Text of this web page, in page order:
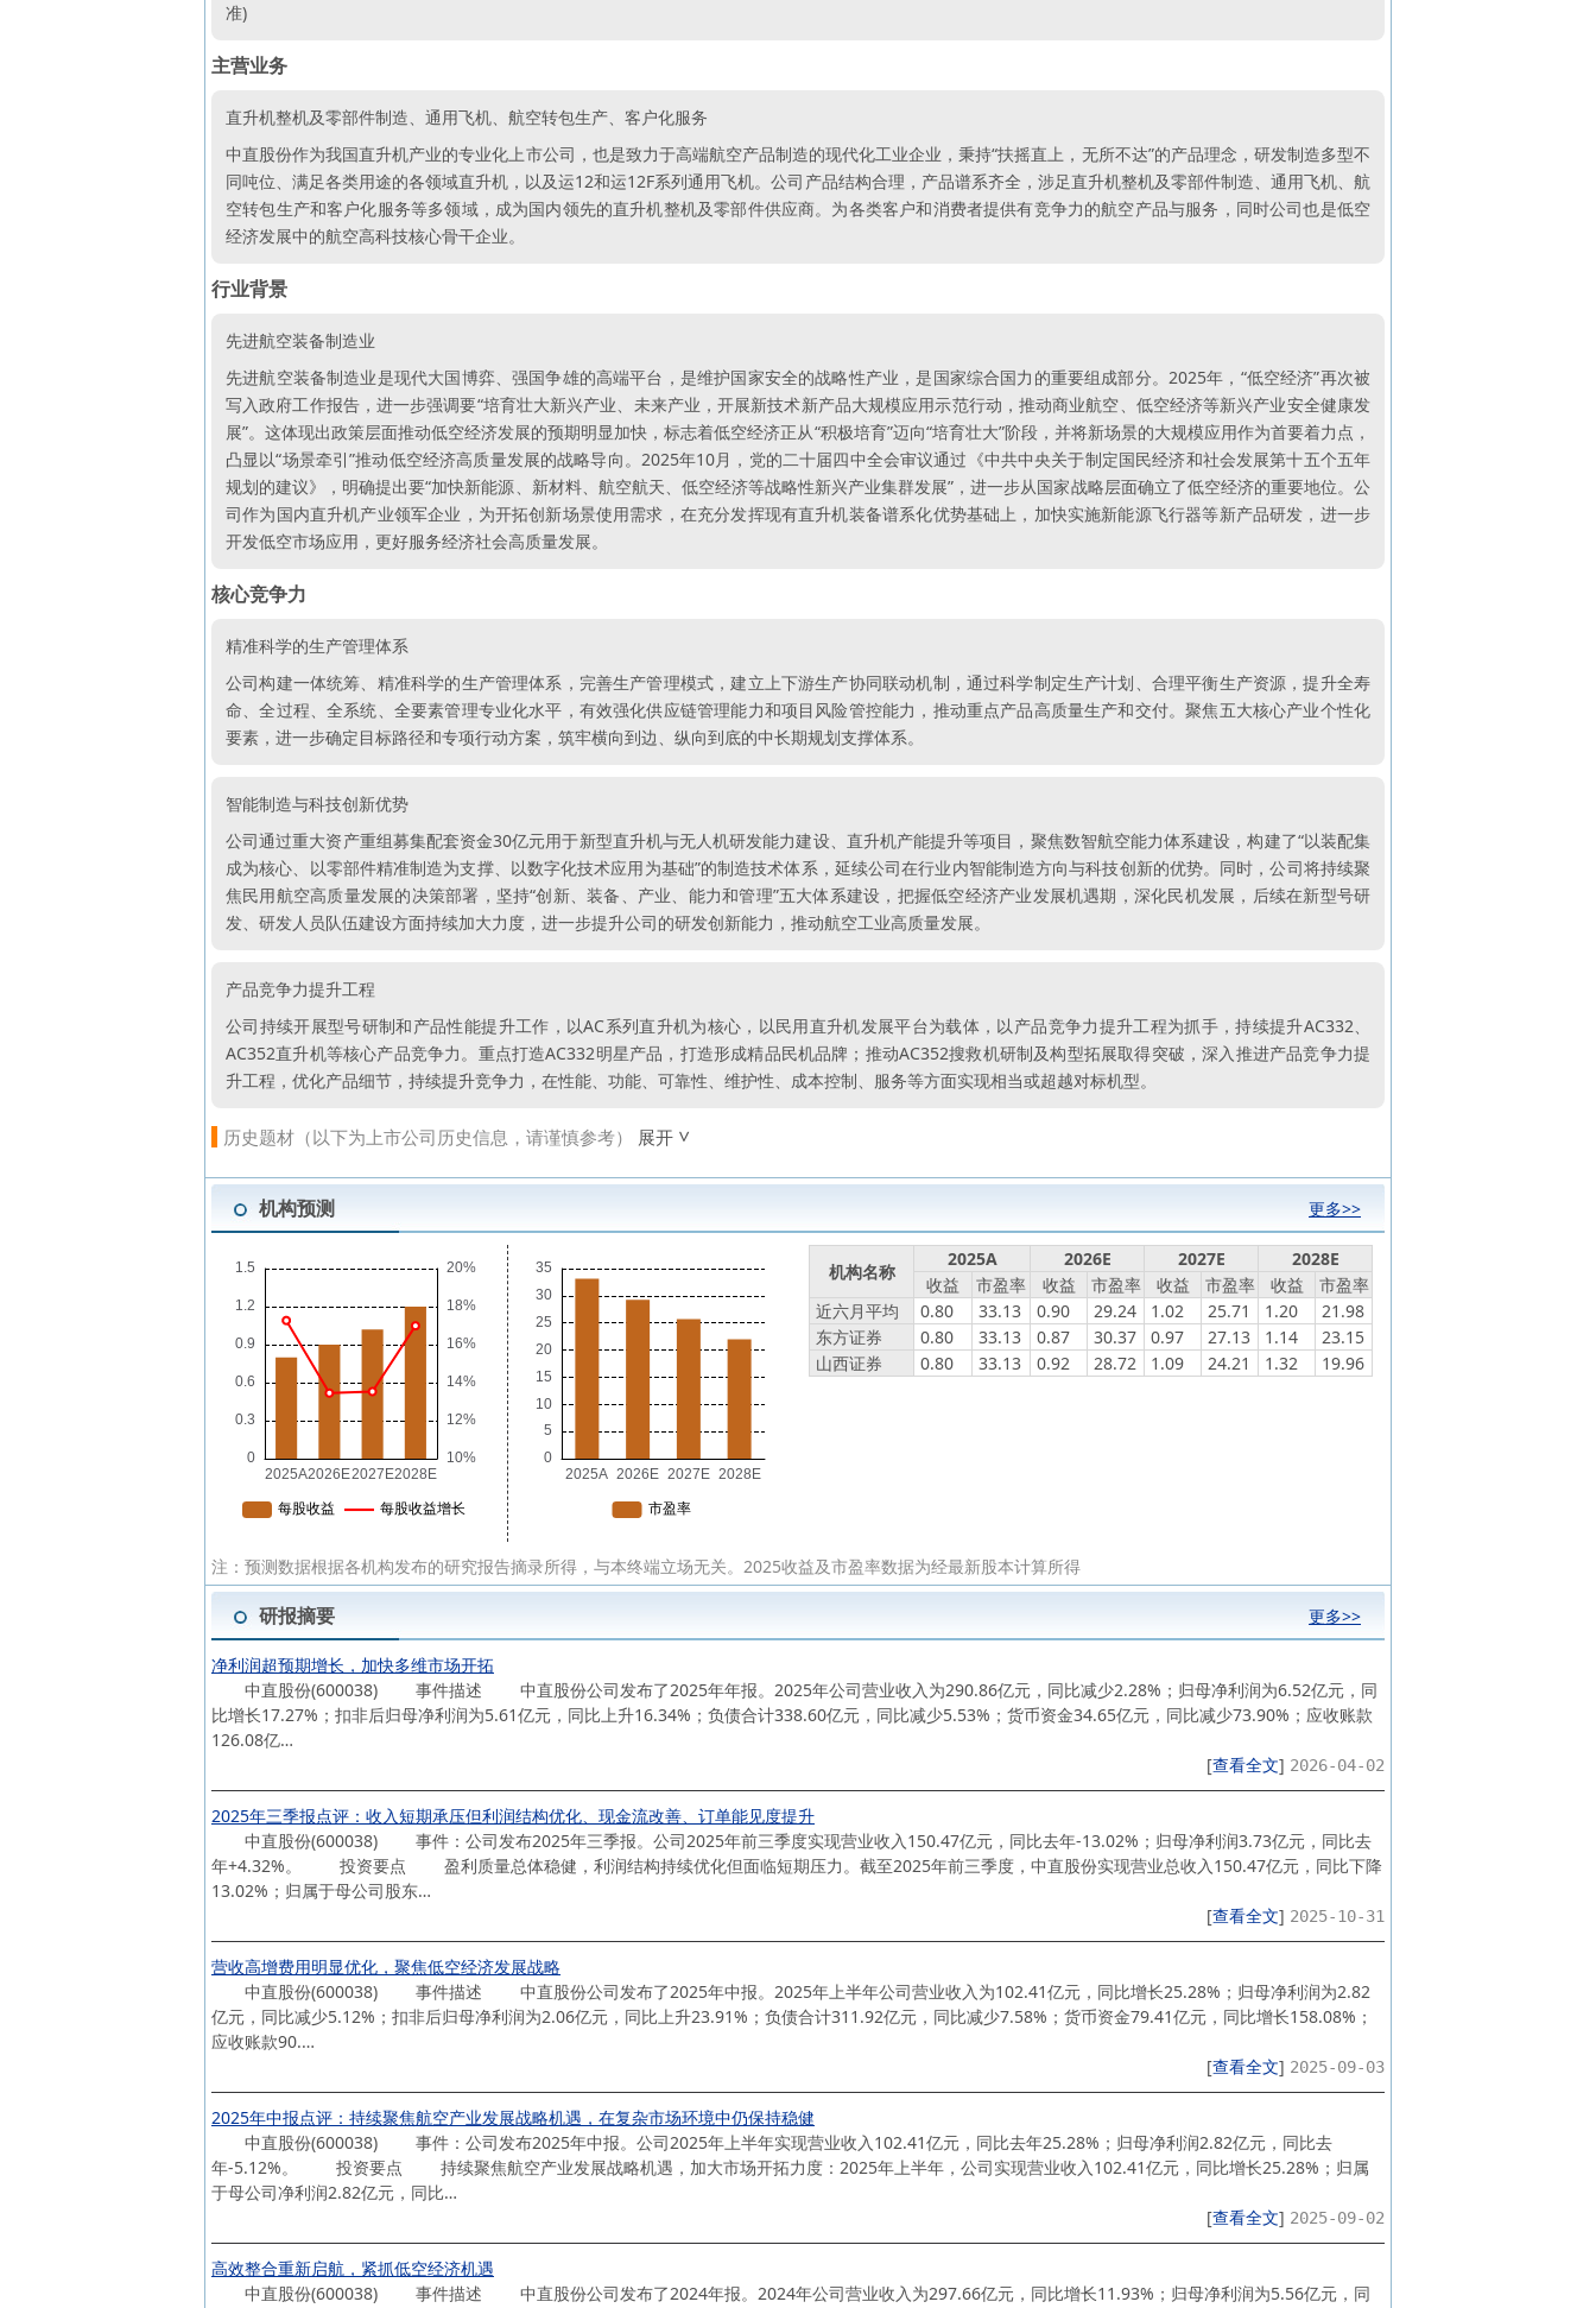
准)
主营业务
直升机整机及零部件制造、通用飞机、航空转包生产、客户化服务
中直股份作为我国直升机产业的专业化上市公司，也是致力于高端航空产品制造的现代化工业企业，秉持“扶摇直上，无所不达”的产品理念，研发制造多型不
同吨位、满足各类用途的各领域直升机，以及运12和运12F系列通用飞机。公司产品结构合理，产品谱系齐全，涉足直升机整机及零部件制造、通用飞机、航
空转包生产和客户化服务等多领域，成为国内领先的直升机整机及零部件供应商。为各类客户和消费者提供有竞争力的航空产品与服务，同时公司也是低空
经济发展中的航空高科技核心骨干企业。
行业背景
先进航空装备制造业
先进航空装备制造业是现代大国博弈、强国争雄的高端平台，是维护国家安全的战略性产业，是国家综合国力的重要组成部分。2025年，“低空经济”再次被
写入政府工作报告，进一步强调要“培育壮大新兴产业、未来产业，开展新技术新产品大规模应用示范行动，推动商业航空、低空经济等新兴产业安全健康发
展”。这体现出政策层面推动低空经济发展的预期明显加快，标志着低空经济正从“积极培育”迈向“培育壮大”阶段，并将新场景的大规模应用作为首要着力点，
凸显以“场景牵引”推动低空经济高质量发展的战略导向。2025年10月，党的二十届四中全会审议通过《中共中央关于制定国民经济和社会发展第十五个五年
规划的建议》，明确提出要“加快新能源、新材料、航空航天、低空经济等战略性新兴产业集群发展”，进一步从国家战略层面确立了低空经济的重要地位。公
司作为国内直升机产业领军企业，为开拓创新场景使用需求，在充分发挥现有直升机装备谱系化优势基础上，加快实施新能源飞行器等新产品研发，进一步
开发低空市场应用，更好服务经济社会高质量发展。
核心竞争力
精准科学的生产管理体系
公司构建一体统筹、精准科学的生产管理体系，完善生产管理模式，建立上下游生产协同联动机制，通过科学制定生产计划、合理平衡生产资源，提升全寿
命、全过程、全系统、全要素管理专业化水平，有效强化供应链管理能力和项目风险管控能力，推动重点产品高质量生产和交付。聚焦五大核心产业个性化
要素，进一步确定目标路径和专项行动方案，筑牢横向到边、纵向到底的中长期规划支撑体系。
智能制造与科技创新优势
公司通过重大资产重组募集配套资金30亿元用于新型直升机与无人机研发能力建设、直升机产能提升等项目，聚焦数智航空能力体系建设，构建了“以装配集
成为核心、以零部件精准制造为支撑、以数字化技术应用为基础”的制造技术体系，延续公司在行业内智能制造方向与科技创新的优势。同时，公司将持续聚
焦民用航空高质量发展的决策部署，坚持“创新、装备、产业、能力和管理”五大体系建设，把握低空经济产业发展机遇期，深化民机发展，后续在新型号研
发、研发人员队伍建设方面持续加大力度，进一步提升公司的研发创新能力，推动航空工业高质量发展。
产品竞争力提升工程
公司持续开展型号研制和产品性能提升工作，以AC系列直升机为核心，以民用直升机发展平台为载体，以产品竞争力提升工程为抓手，持续提升AC332、
AC352直升机等核心产品竞争力。重点打造AC332明星产品，打造形成精品民机品牌；推动AC352搜救机研制及构型拓展取得突破，深入推进产品竞争力提
升工程，优化产品细节，持续提升竞争力，在性能、功能、可靠性、维护性、成本控制、服务等方面实现相当或超越对标机型。
历史题材（以下为上市公司历史信息，请谨慎参考） 展开
机构预测 更多>>
机构名称
2025A 2026E 2027E
2028E
收益
市盈率 收益 市盈率 收益 市盈率 收益
市盈率
近六月平均
0.80 33.13 0.90 29.24 1.02 25.71 1.20
21.98
东方证券
0.80 33.13 0.87 30.37 0.97 27.13 1.14
23.15
山西证券
0.80 33.13 0.92 28.72 1.09 24.21 1.32 19.96
注：预测数据根据各机构发布的研究报告摘录所得，与本终端立场无关。2025收益及市盈率数据为经最新股本计算所得
研报摘要 更多>>
净利润超预期增长，加快多维市场开拓
中直股份(600038) 事件描述 中直股份公司发布了2025年年报。2025年公司营业收入为290.86亿元，同比减少2.28%；归母净利润为6.52亿元，同
比增长17.27%；扣非后归母净利润为5.61亿元，同比上升16.34%；负债合计338.60亿元，同比减少5.53%；货币资金34.65亿元，同比减少73.90%；应收账款
126.08亿…
[查看全文] 2026-04-02
2025年三季报点评：收入短期承压但利润结构优化、现金流改善、订单能见度提升
中直股份(600038) 事件：公司发布2025年三季报。公司2025年前三季度实现营业收入150.47亿元，同比去年-13.02%；归母净利润3.73亿元，同比去
年+4.32%。 投资要点 盈利质量总体稳健，利润结构持续优化但面临短期压力。截至2025年前三季度，中直股份实现营业总收入150.47亿元，同比下降
13.02%；归属于母公司股东…
[查看全文] 2025-10-31
营收高增费用明显优化，聚焦低空经济发展战略
中直股份(600038) 事件描述 中直股份公司发布了2025年中报。2025年上半年公司营业收入为102.41亿元，同比增长25.28%；归母净利润为2.82
亿元，同比减少5.12%；扣非后归母净利润为2.06亿元，同比上升23.91%；负债合计311.92亿元，同比减少7.58%；货币资金79.41亿元，同比增长158.08%；
应收账款90.…
[查看全文] 2025-09-03
2025年中报点评：持续聚焦航空产业发展战略机遇，在复杂市场环境中仍保持稳健
中直股份(600038) 事件：公司发布2025年中报。公司2025年上半年实现营业收入102.41亿元，同比去年25.28%；归母净利润2.82亿元，同比去
年-5.12%。 投资要点 持续聚焦航空产业发展战略机遇，加大市场开拓力度：2025年上半年，公司实现营业收入102.41亿元，同比增长25.28%；归属
于母公司净利润2.82亿元，同比…
[查看全文] 2025-09-02
高效整合重新启航，紧抓低空经济机遇
中直股份(600038) 事件描述 中直股份公司发布了2024年报。2024年公司营业收入为297.66亿元，同比增长11.93%；归母净利润为5.56亿元，同